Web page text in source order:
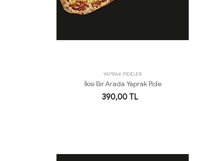
YAPRAK PİDELER
İkisi Bir Arada Yaprak Pide
390,00 TL